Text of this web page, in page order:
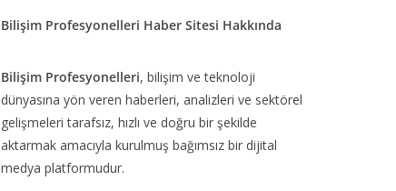
Bilişim Profesyonelleri Haber Sitesi Hakkında
Bilişim Profesyonelleri, bilişim ve teknoloji
dünyasına yön veren haberleri, analizleri ve sektörel
gelişmeleri tarafsız, hızlı ve doğru bir şekilde
aktarmak amacıyla kurulmuş bağımsız bir dijital
medya platformudur.